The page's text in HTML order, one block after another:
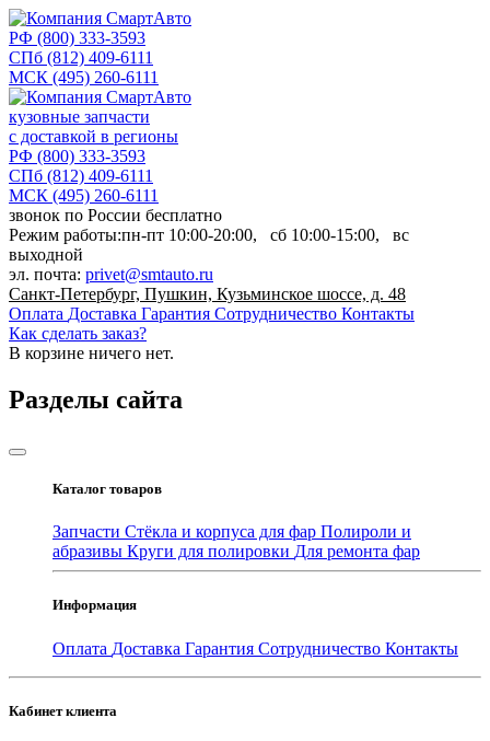
РФ (800) 333-3593
СПб (812) 409-6111
МСК (495) 260-6111
кузовные запчасти
с доставкой в регионы
РФ (800) 333-3593
СПб (812) 409-6111
МСК (495) 260-6111
звонок по России бесплатно
Режим работы:пн-пт 10:00-20:00, сб 10:00-15:00, вс
выходной
эл. почта: privet@smtauto.ru
Санкт-Петербург, Пушкин, Кузьминское шоссе, д. 48
Оплата Доставка Гарантия Сотрудничество Контакты
Как сделать заказ?
В корзине ничего нет.
Разделы сайта
Каталог товаров
Запчасти Стёкла и корпуса для фар Полироли и
абразивы Круги для полировки Для ремонта фар
Информация
Оплата Доставка Гарантия Сотрудничество Контакты
Кабинет клиента